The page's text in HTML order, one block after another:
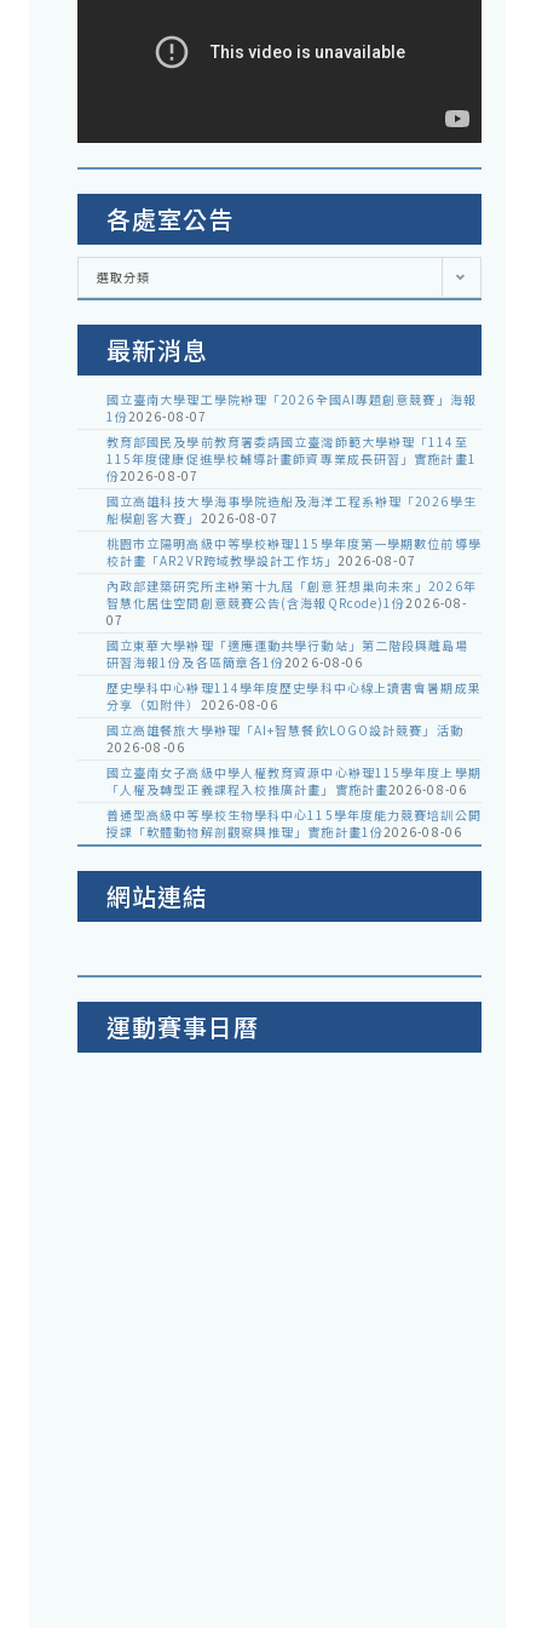
各處室公告
各
室
選取分類
最新消息
國立臺南大學理工學院辦理「2026全國AI專題創意競賽」海報
1份2026-08-07
教育部國民及學前教育署委請國立臺灣師範大學辦理「114至
115年度健康促進學校輔導計畫師資專業成長研習」實施計畫1
份2026-08-07
國立高雄科技大學海事學院造船及海洋工程系辦理「2026學生
船模創客大賽」 2026-08-07
桃園市立陽明高級中等學校辦理115學年度第一學期數位前導學
校計畫「AR2VR跨域教學設計工作坊」 2026-08-07
內政部建築研究所主辦第十九屆「創意狂想巢向未來」2026年
智慧化居住空間創意競賽公告(含海報QRcode)1份2026-08-
07
國立東華大學辦理「適應運動共學行動站」第二階段與離島場
研習海報1份及各區簡章各1份2026-08-06
歷史學科中心辦理114學年度歷史學科中心線上讀書會暑期成果
分享（如附件） 2026-08-06
國立高雄餐旅大學辦理「AI+智慧餐飲LOGO設計競賽」活動
2026-08-06
國立臺南女子高級中學人權教育資源中心辦理115學年度上學期
「人權及轉型正義課程入校推廣計畫」實施計畫2026-08-06
普通型高級中等學校生物學科中心115學年度能力競賽培訓公開
授課「軟體動物解剖觀察與推理」實施計畫1份2026-08-06
網站連結
運動賽事日曆